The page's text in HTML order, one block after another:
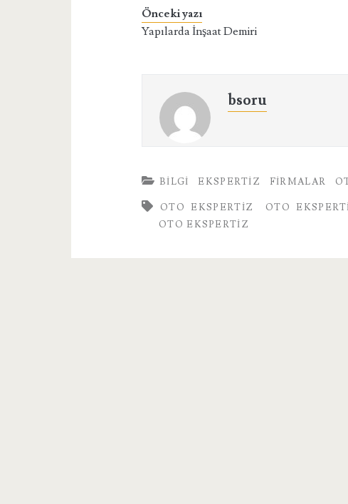
Önceki yazı
Yapılarda İnşaat Demiri
bsoru
BILGI EKSPERTIZ FIRMALAR
OTO EKSPERTIZ OTO
OTO EKSPERTIZ